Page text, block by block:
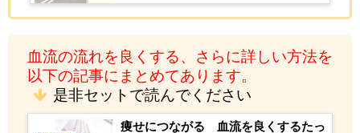
血流の流れを良くする、さらに詳しい方法を
以下の記事にまとめてあります。
是非セットで読んでください
痩せにつながる 血流を良くするたっ